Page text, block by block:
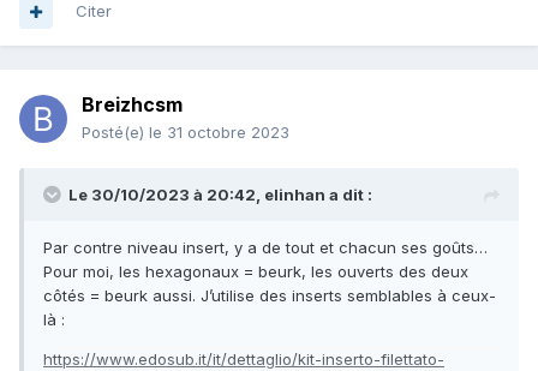
Citer
Breizhcsm
Posté(e) le 31 octobre 2023
Le 30/10/2023 à 20:42, elinhan a dit :
Par contre niveau insert, y a de tout et chacun ses goûts…
Pour moi, les hexagonaux = beurk, les ouverts des deux
côtés = beurk aussi. J’utilise des inserts semblables à ceux-
là :
https://www.edosub.it/it/dettaglio/kit-inserto-filettato-